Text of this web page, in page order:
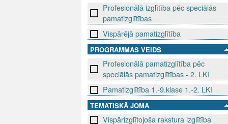
D
V
Profesionālā izglītība pēc speciālās
pamatizglītības
Vispārējā pamatizglītība
PROGRAMMAS VEIDS
Profesionālā pamatizglītība pēc
speciālās pamatizglītības - 2. LKI
Pamatizglītība 1.-9.klase 1.-2. LKI
TEMATISKĀ JOMA
Vispārizglītojoša rakstura izglītība